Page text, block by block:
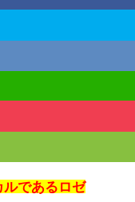
ルであるロゼ